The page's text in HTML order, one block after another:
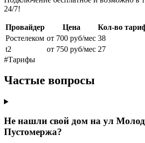
24/7!
Провайдер Цена
Кол-во
Ростелеком от 700 руб/мес 38
t2
от 750 руб/мес 27
#Тарифы
Частые вопросы
Не нашли свой дом на ул
Пустомержа?